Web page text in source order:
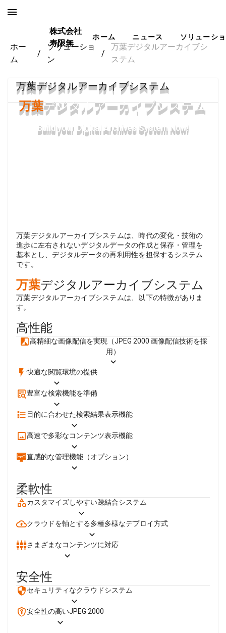
株式会社
寿限無
ホーム ニュース ソリューシ
ホー
ム
/
ソリューショ
ン
/
万葉デジタルアーカイブシ
ステム
万葉デジタルアーカイブシステム
万葉デジタルアーカイブシステム
Build your Digital Archives System Now!
万葉デジタルアーカイブシステムは、時代の変化・技術の
進歩に左右されないデジタルデータの作成と保存・管理を
基本とし、デジタルデータの再利用性を担保するシステム
です。
万葉デジタルアーカイブシステム
万葉デジタルアーカイブシステムは、以下の特徴がありま
す。
高性能
高精細な画像配信を実現（JPEG 2000 画像配信技術を採
用）
快適な閲覧環境の提供
豊富な検索機能を準備
目的に合わせた検索結果表示機能
高速で多彩なコンテンツ表示機能
直感的な管理機能（オプション）
柔軟性
カスタマイズしやすい疎結合システム
クラウドを軸とする多種多様なデプロイ方式
さまざまなコンテンツに対応
安全性
セキュリティなクラウドシステム
安全性の高いJPEG 2000